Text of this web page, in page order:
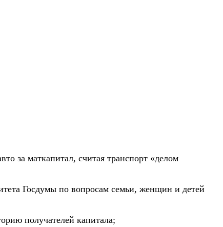
за маткапитал, считая транспорт «делом
Госдумы по вопросам семьи, женщин и детей
получателей капитала;